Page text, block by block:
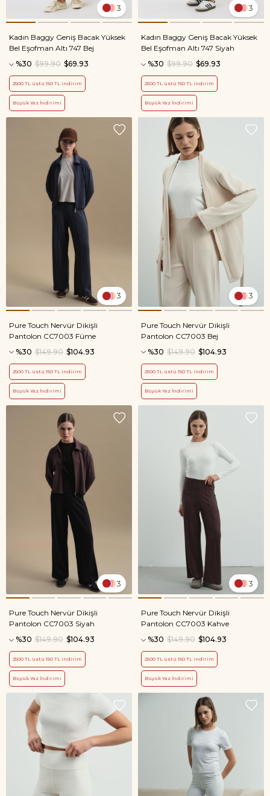
3
Kadın Baggy Geniş Bacak Yüksek
Bel Eşofman Altı 747 Bej
%30
$69.93
$99.90
2500 TL üstü 150 TL indirim
Büyük Yaz İndirimi
3
Kadın Baggy Geniş Bacak Yüksek
Bel Eşofman Altı 747 Siyah
%30
$69.93
$99.90
2500 TL üstü 150 TL indirim
Büyük Yaz İndirimi
3
Pure Touch Nervür Dikişli
Pantolon CC7003 Füme
%30
$104.93
$149.90
2500 TL üstü 150 TL indirim
Büyük Yaz İndirimi
3
Pure Touch Nervür Dikişli
Pantolon CC7003 Bej
%30
$104.93
$149.90
2500 TL üstü 150 TL indirim
Büyük Yaz İndirimi
3
Pure Touch Nervür Dikişli
Pantolon CC7003 Siyah
%30
$104.93
$149.90
2500 TL üstü 150 TL indirim
Büyük Yaz İndirimi
3
Pure Touch Nervür Dikişli
Pantolon CC7003 Kahve
%30
$104.93
$149.90
2500 TL üstü 150 TL indirim
Büyük Yaz İndirimi